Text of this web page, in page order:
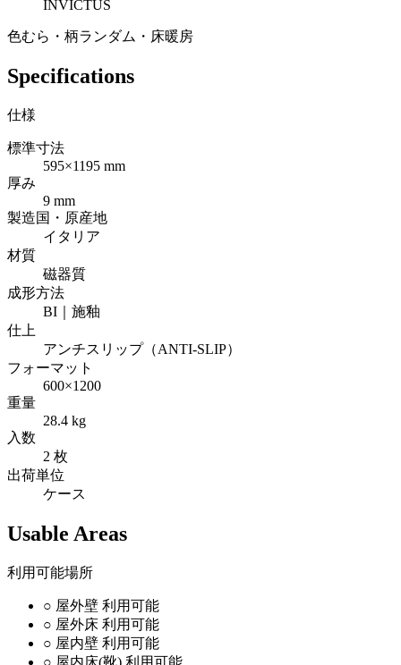
INVICTUS
色むら・柄ランダム・床暖房
Specifications
仕様
標準寸法
595×1195 mm
厚み
9 mm
製造国・原産地
イタリア
材質
磁器質
成形方法
BI｜施釉
仕上
アンチスリップ（ANTI-SLIP）
フォーマット
600×1200
重量
28.4 kg
入数
2 枚
出荷単位
ケース
Usable Areas
利用可能場所
○ 屋外壁 利用可能
○ 屋外床 利用可能
○ 屋内壁 利用可能
○ 屋内床(靴) 利用可能